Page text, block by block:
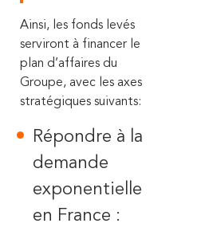
Ainsi, les fonds levés
serviront à financer le
plan d’affaires du
Groupe, avec les axes
stratégiques suivants:
Répondre à la
demande
exponentielle
en France :